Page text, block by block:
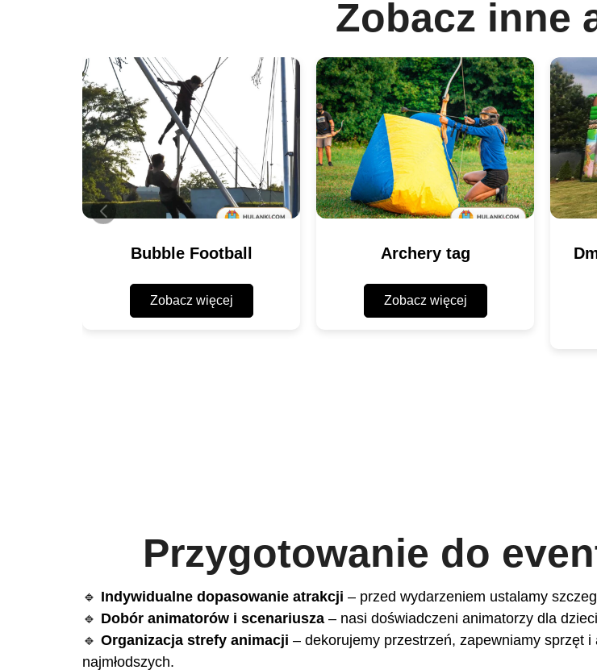
Zobacz inne
Bubble Football
Zobacz więcej
Archery tag
Zobacz więcej
Przygotowanie do
🔹 Indywidualne dopasowanie atrakcji – przed wydarzeniem ustalamy
🔹 Dobór animatorów i scenariusza – nasi doświadczeni animatorzy dla
🔹 Organizacja strefy animacji – dekorujemy przestrzeń, zapewniamy sprzęt
najmłodszych.